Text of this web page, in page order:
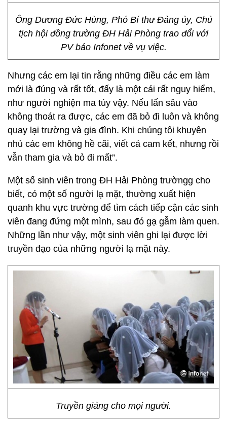
Ông Dương Đức Hùng, Phó Bí thư Đảng ủy, Chủ
tịch hội đồng trường ĐH Hải Phòng trao đổi với
PV báo Infonet về vụ việc.
Nhưng các em lại tin rằng những điều các em làm
mới là đúng và rất tốt, đấy là một cái rất nguy hiểm,
như người nghiện ma túy vậy. Nếu lấn sâu vào
không thoát ra được, các em đã bỏ đi luôn và không
quay lại trường và gia đình. Khi chúng tôi khuyên
nhủ các em không hề cãi, viết cả cam kết, nhưng rồi
vẫn tham gia và bỏ đi mất”.
Một số sinh viên trong ĐH Hải Phòng trườngg cho
biết, có một số người lạ mặt, thường xuất hiện
quanh khu vực trường để tìm cách tiếp cận các sinh
viên đang đứng một mình, sau đó gạ gẫm làm quen.
Những lần như vậy, một sinh viên ghi lại được lời
truyền đạo của những người lạ mặt này.
Truyền giảng cho mọi người.